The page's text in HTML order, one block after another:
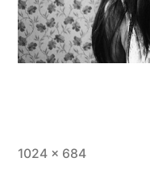
Taille
1024 × 684